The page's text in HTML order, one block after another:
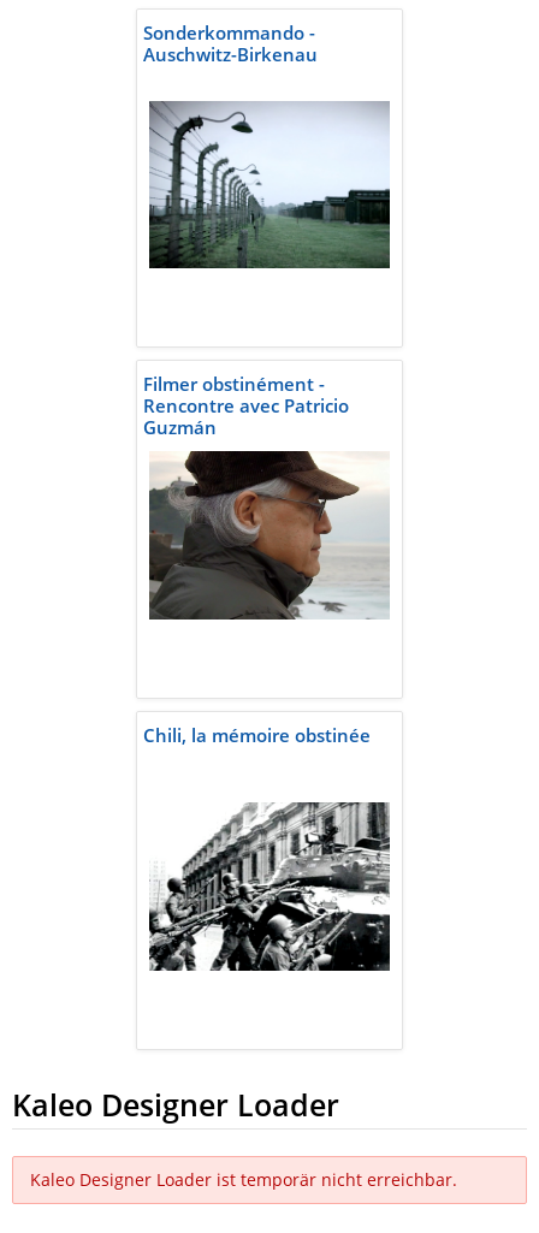
Sonderkommando -
Auschwitz-Birkenau
Filmer obstinément -
Rencontre avec Patricio
Guzmán
Chili, la mémoire obstinée
Kaleo Designer Loader
Kaleo Designer Loader ist temporär nicht erreichbar.